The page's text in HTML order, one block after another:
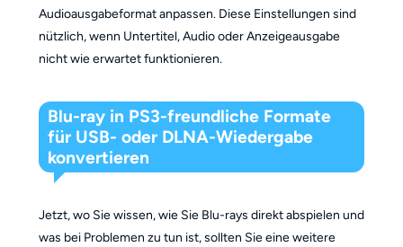
Audioausgabeformat anpassen. Diese Einstellungen sind
nützlich, wenn Untertitel, Audio oder Anzeigeausgabe
nicht wie erwartet funktionieren.
Blu-ray in PS3-freundliche Formate
für USB- oder DLNA-Wiedergabe
konvertieren
Jetzt, wo Sie wissen, wie Sie Blu-rays direkt abspielen und
was bei Problemen zu tun ist, sollten Sie eine weitere